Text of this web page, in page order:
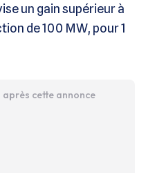
un gain supérieur à
de 100 MW, pour 1
cette annonce